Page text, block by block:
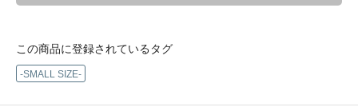
この商品に登録されているタグ
-SMALL SIZE-